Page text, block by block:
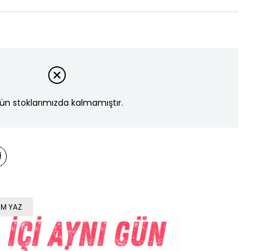
stoklarımızda kalmamıştır.
YAZ